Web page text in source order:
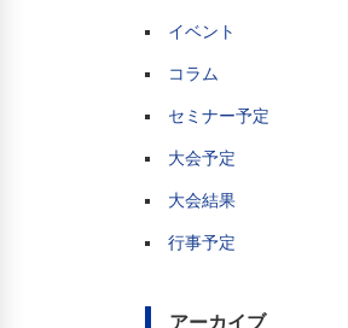
イベント
コラム
セミナー予定
大会予定
大会結果
行事予定
アーカイブ